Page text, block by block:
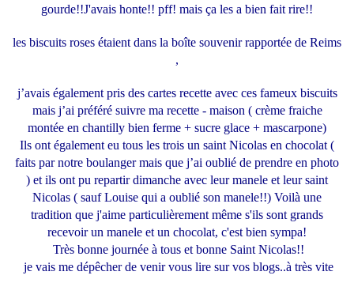
gourde!!J'avais honte!! pff! mais ça les a bien fait rire!!
les biscuits roses étaient dans la boîte souvenir rapportée de Reims
,
j’avais également pris des cartes recette avec ces fameux biscuits
mais j’ai préféré suivre ma recette - maison ( crème fraiche
montée en chantilly bien ferme + sucre glace + mascarpone)
Ils ont également eu tous les trois un saint Nicolas en chocolat (
faits par notre boulanger mais que j’ai oublié de prendre en photo
) et ils ont pu repartir dimanche avec leur manele et leur saint
Nicolas ( sauf Louise qui a oublié son manele!!) Voilà une
tradition que j'aime particulièrement même s'ils sont grands
recevoir un manele et un chocolat, c'est bien sympa!
Très bonne journée à tous et bonne Saint Nicolas!!
je vais me dépêcher de venir vous lire sur vos blogs..à très vite